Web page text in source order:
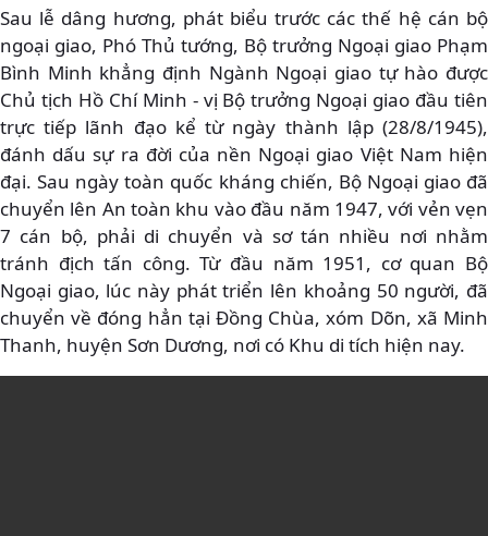
Sau lễ dâng hương, phát biểu trước các thế hệ cán bộ
ngoại giao, Phó Thủ tướng, Bộ trưởng Ngoại giao Phạm
Bình Minh khẳng định Ngành Ngoại giao tự hào được
Chủ tịch Hồ Chí Minh - vị Bộ trưởng Ngoại giao đầu tiên
trực tiếp lãnh đạo kể từ ngày thành lập (28/8/1945),
đánh dấu sự ra đời của nền Ngoại giao Việt Nam hiện
đại. Sau ngày toàn quốc kháng chiến, Bộ Ngoại giao đã
chuyển lên An toàn khu vào đầu năm 1947, với vẻn vẹn
7 cán bộ, phải di chuyển và sơ tán nhiều nơi nhằm
tránh địch tấn công. Từ đầu năm 1951, cơ quan Bộ
Ngoại giao, lúc này phát triển lên khoảng 50 người, đã
chuyển về đóng hẳn tại Đồng Chùa, xóm Dõn, xã Minh
Thanh, huyện Sơn Dương, nơi có Khu di tích hiện nay.